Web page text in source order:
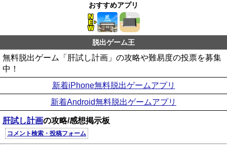
おすすめアプリ
脱出ゲーム王
無料脱出ゲーム「肝試し計画」の攻略や難易度の投票を募集
中！
新着iPhone無料脱出ゲームアプリ
新着Android無料脱出ゲームアプリ
肝試し計画の攻略/感想掲示板
コメント検索・投稿フォーム